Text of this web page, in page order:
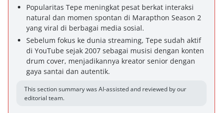
Popularitas Tepe meningkat pesat berkat interaksi
natural dan momen spontan di Marapthon Season 2
yang viral di berbagai media sosial.
Sebelum fokus ke dunia streaming, Tepe sudah aktif
di YouTube sejak 2007 sebagai musisi dengan konten
drum cover, menjadikannya kreator senior dengan
gaya santai dan autentik.
This section summary was AI-assisted and reviewed by our
editorial team.